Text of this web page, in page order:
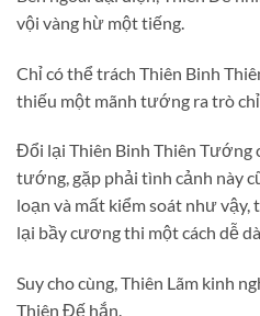
vội vàng hừ một tiếng.
Chỉ có thể trách Thiên Binh
thiếu một mãnh tướng ra trò chỉ
Đổi lại Thiên Binh Thiên Tướng
tướng, gặp phải tình cảnh này
loạn và mất kiểm soát như vậy,
lại bầy cương thi một cách dễ
Suy cho cùng, Thiên Lãm kinh
Thiên Đế hắn.